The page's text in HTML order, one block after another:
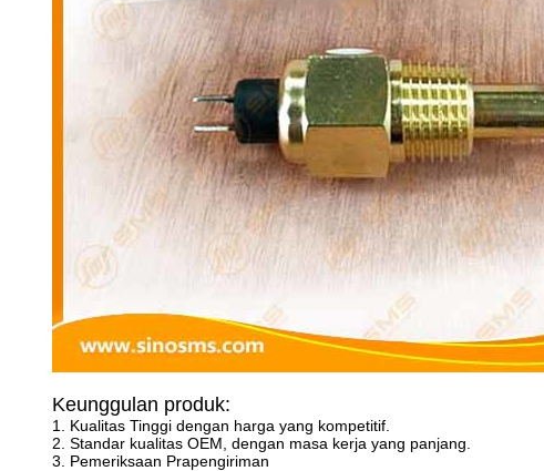
Keunggulan produk:
1. Kualitas Tinggi dengan harga yang kompetitif.
2. Standar kualitas OEM, dengan masa kerja yang panjang.
3. Pemeriksaan Prapengiriman